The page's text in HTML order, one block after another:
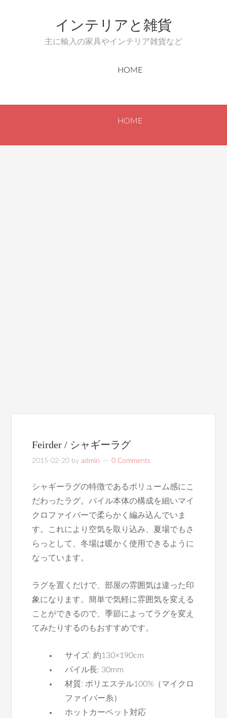
インテリアと雑貨
主に輸入の家具やインテリア雑貨など
HOME
HOME
Feirder / シャギーラグ
2015-02-20 byadmin 0 Comments
シャギーラグの特徴であるボリューム感にこ
だわったラグ。パイル本体の構成を細いマイ
クロファイバーで柔らかく編み込んでいま
す。これにより空気を取り込み、夏場でもさ
らっとして、冬場は暖かく使用できるように
なっています。
ラグを置くだけで、部屋の雰囲気は違った印
象になります。簡単で気軽に雰囲気を変える
ことができるので、季節によってラグを変え
てみたりするのもおすすめです。
サイズ: 約130×190cm
パイル長: 30mm
材質: ポリエステル100%（マイクロ
ファイバー糸）
ホットカーペット対応